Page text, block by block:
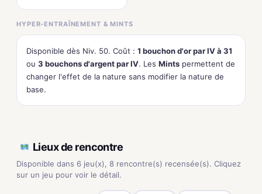
HYPER-ENTRAÎNEMENT & MINTS
Disponible dès Niv. 50. Coût : 1 bouchon d'or par IV à 31
ou 3 bouchons d'argent par IV. Les Mints permettent de
changer l'effet de la nature sans modifier la nature de
base.
Lieux de rencontre
Disponible dans 6 jeu(x), 8 rencontre(s) recensée(s). Cliquez
sur un jeu pour voir le détail.